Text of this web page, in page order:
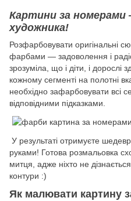
Картини за
художника!
Розфарбовувати оригінальні
фарбами — задоволення і
зрозуміла, що і діти, і дорослі
кожному сегменті на полотні
необхідно зафарбовувати всі
відповідними підказками.
У результаті отримуєте
руками! Готова розмальовка
митця, адже ніхто не
контури :)
Як малювати картину